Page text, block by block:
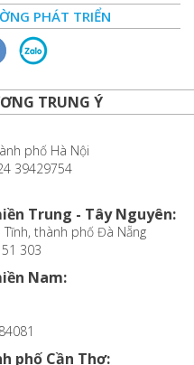
PHÁT TRIỂN
TRUNG Ý
phố Hà Nội
39429754
Trung - Tây Nguyên:
thành phố Đà Nẵng
303
Nam:
phố Cần Thơ: